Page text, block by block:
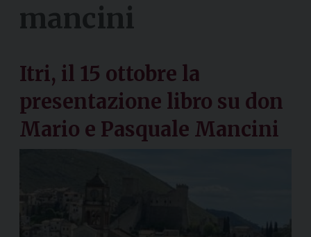
mancini
Itri, il 15 ottobre la
presentazione libro su don
Mario e Pasquale Mancini